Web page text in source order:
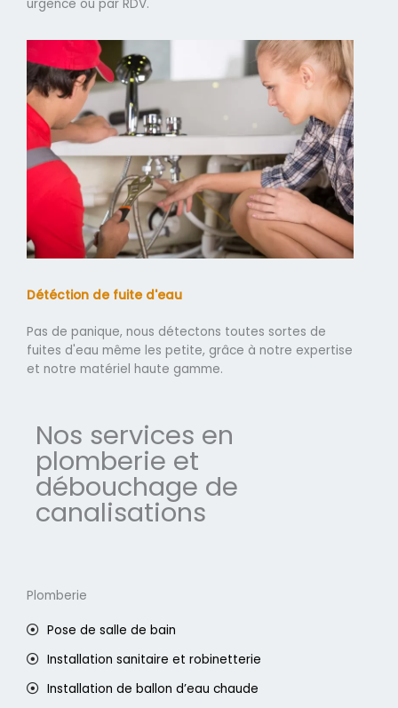
urgence ou par RDV.
Détéction de fuite d'eau
Pas de panique, nous détectons toutes sortes de
fuites d'eau même les petite, grâce à notre expertise
et notre matériel haute gamme.
Nos services en
plomberie et
débouchage de
canalisations
Plomberie
Pose de salle de bain
Installation sanitaire et robinetterie
Installation de ballon d’eau chaude